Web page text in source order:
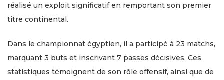
réalisé un exploit significatif en remportant son premier
titre continental.
Dans le championnat égyptien, il a participé à 23 matchs,
marquant 3 buts et inscrivant 7 passes décisives. Ces
statistiques témoignent de son rôle offensif, ainsi que de